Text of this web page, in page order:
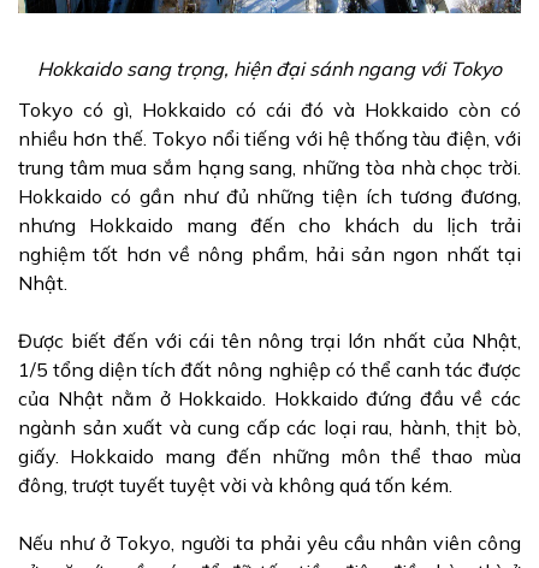
Hokkaido sang trọng, hiện đại sánh ngang với Tokyo
Tokyo có gì, Hokkaido có cái đó và Hokkaido còn có
nhiều hơn thế. Tokyo nổi tiếng với hệ thống tàu điện, với
trung tâm mua sắm hạng sang, những tòa nhà chọc trời.
Hokkaido có gần như đủ những tiện ích tương đương,
nhưng Hokkaido mang đến cho khách du lịch trải
nghiệm tốt hơn về nông phẩm, hải sản ngon nhất tại
Nhật.
Được biết đến với cái tên nông trại lớn nhất của Nhật,
1/5 tổng diện tích đất nông nghiệp có thể canh tác được
của Nhật nằm ở Hokkaido. Hokkaido đứng đầu về các
ngành sản xuất và cung cấp các loại rau, hành, thịt bò,
giấy. Hokkaido mang đến những môn thể thao mùa
đông, trượt tuyết tuyệt vời và không quá tốn kém.
Nếu như ở Tokyo, người ta phải yêu cầu nhân viên công